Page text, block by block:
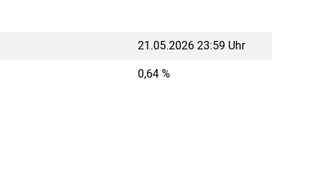
21.05.2026 23:59 Uhr
0,64 %